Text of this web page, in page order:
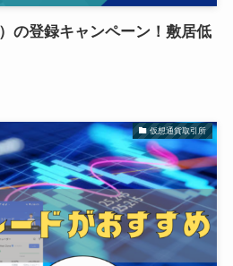
の登録キャンペーン！敷居低
仮想通貨取引所